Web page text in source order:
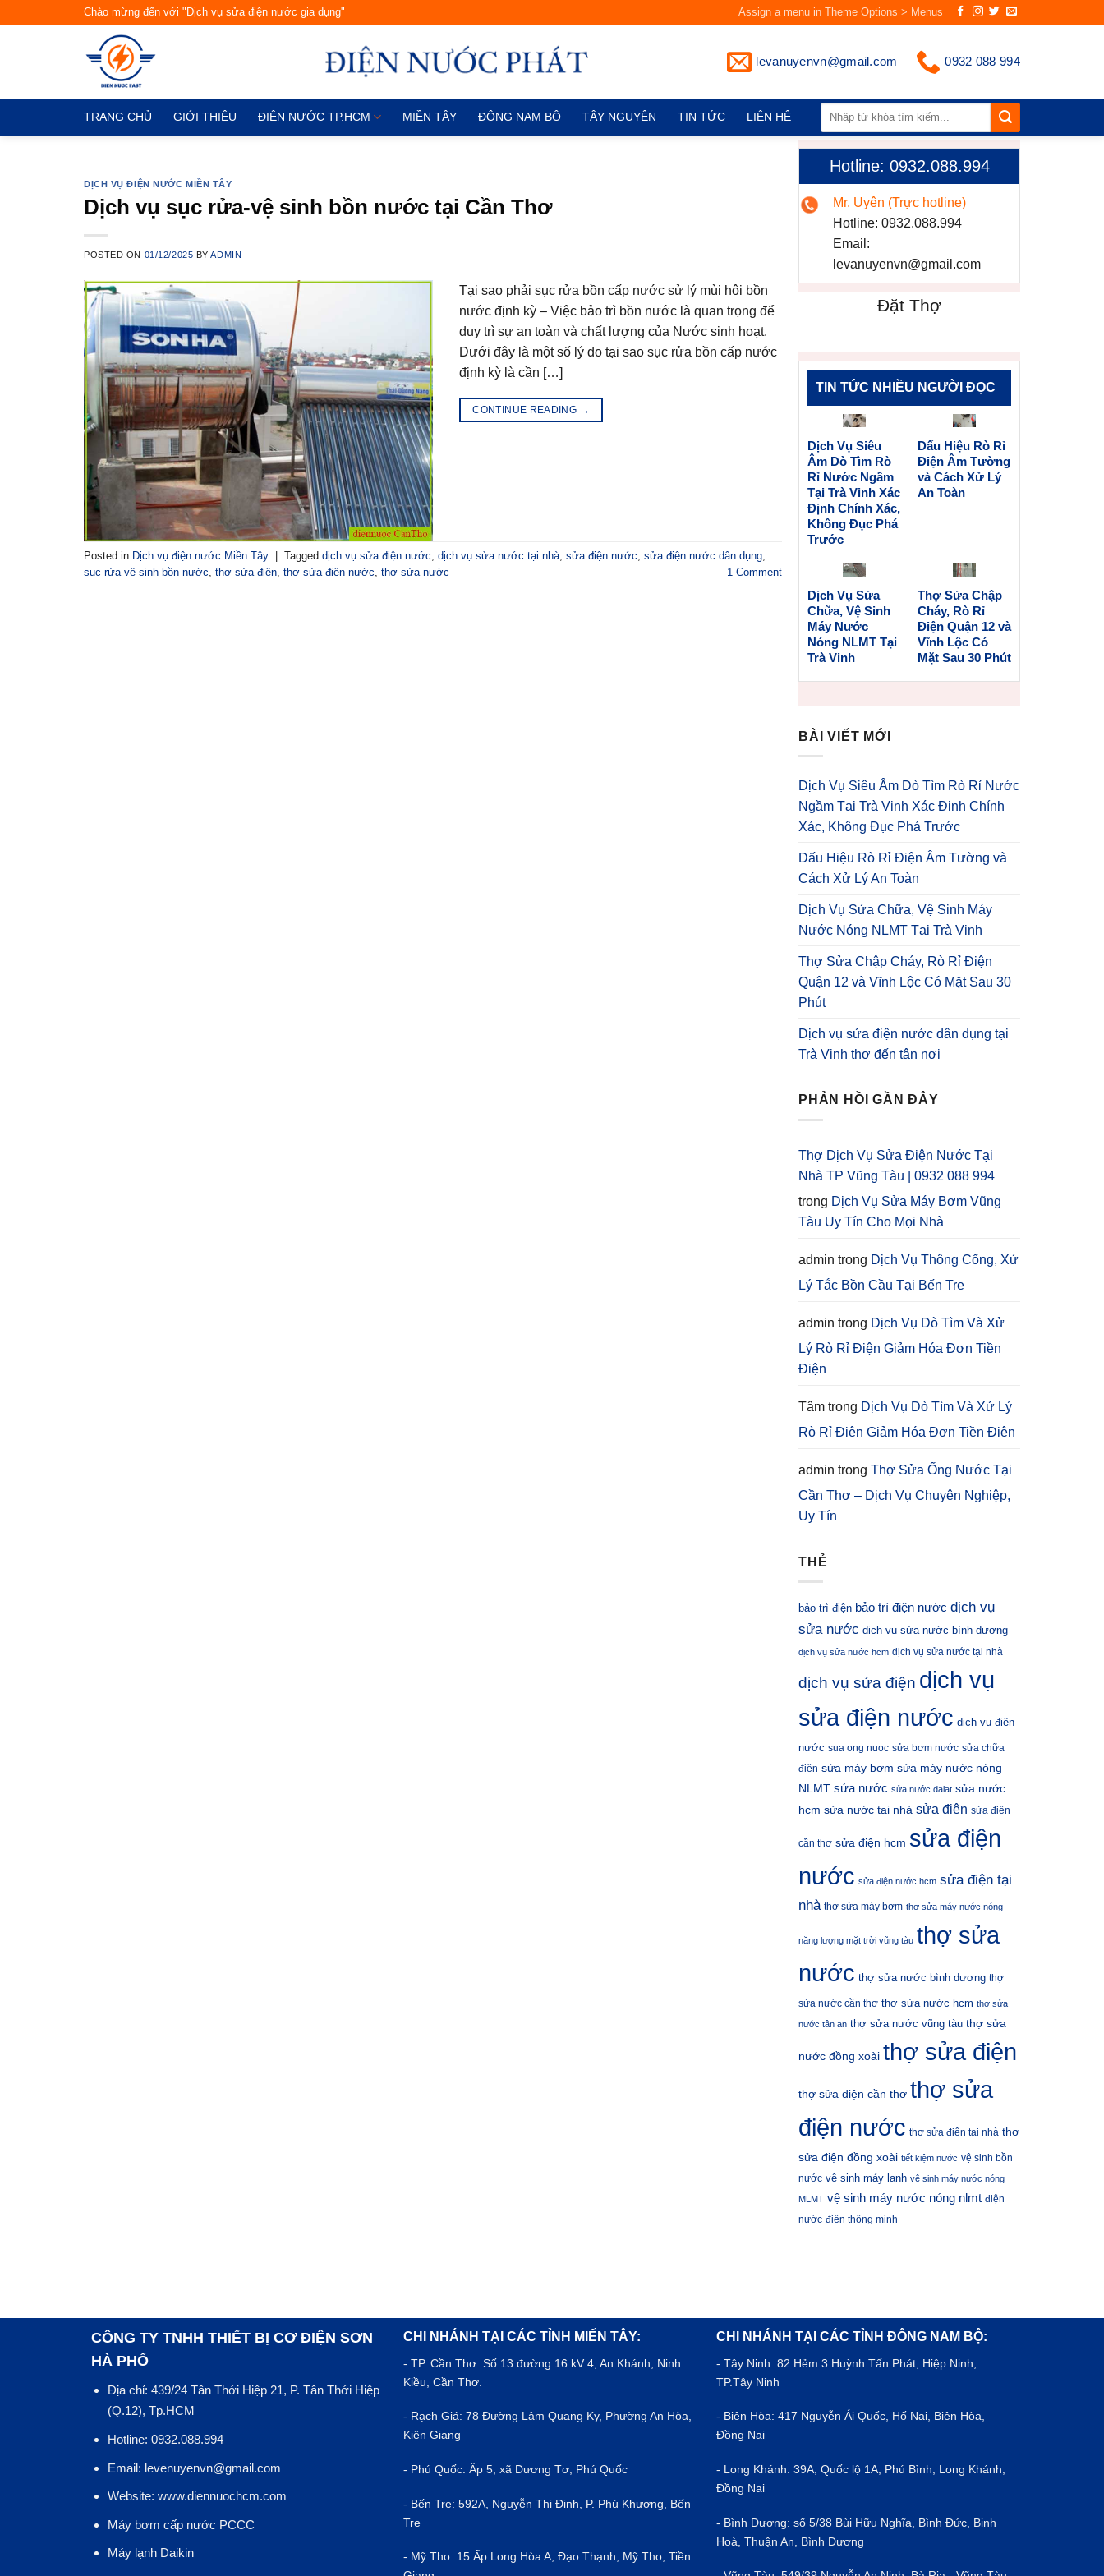
Chào mừng đến với "Dịch vụ sửa điện nước gia dụng" Assign a menu in Theme Options > Menus
levanuyenvn@gmail.com 0932 088 994
TRANG CHỦ GIỚI THIỆU ĐIỆN NƯỚC TP.HCM MIỀN TÂY ĐÔNG NAM BỘ TÂY NGUYÊN TIN TỨC LIÊN HỆ
DỊCH VỤ ĐIỆN NƯỚC MIỀN TÂY
Dịch vụ sục rửa-vệ sinh bồn nước tại Cần Thơ
POSTED ON 01/12/2025 BYADMIN
Tại sao phải sục rửa bồn cấp nước sử lý mùi hôi bồn
nước định kỳ – Việc bảo trì bồn nước là quan trọng để
duy trì sự an toàn và chất lượng của Nước sinh hoạt.
Dưới đây là một số lý do tại sao sục rửa bồn cấp nước
định kỳ là cần […]
CONTINUE READING →
Posted in Dịch vụ điện nước Miền Tây | Tagged dịch vụ sửa điện nước dịch vụ sửa nước tại nhà sửa điện nước sửa điện nước dân dụng
sục rửa vệ sinh bồn nước thợ sửa điện thợ sửa điện nước thợ sửa nước 1 Comment
Hotline: 0932.088.994
Mr. Uyên (Trực hotline)
Hotline: 0932.088.994
Email:
levanuyenvn@gmail.com
Đặt Thợ
TIN TỨC NHIỀU NGƯỜI ĐỌC
Dịch Vụ Siêu
Âm Dò Tìm Rò
Rỉ Nước Ngầm
Tại Trà Vinh Xác
Định Chính Xác,
Không Đục Phá
Trước
Dấu Hiệu Rò Rỉ
Điện Âm Tường
và Cách Xử Lý
An Toàn
Dịch Vụ Sửa
Chữa, Vệ Sinh
Máy Nước
Nóng NLMT Tại
Trà Vinh
Thợ Sửa Chập
Cháy, Rò Rỉ
Điện Quận 12 và
Vĩnh Lộc Có
Mặt Sau 30 Phút
BÀI VIẾT MỚI
Dịch Vụ Siêu Âm Dò Tìm Rò Rỉ Nước
Ngầm Tại Trà Vinh Xác Định Chính
Xác, Không Đục Phá Trước
Dấu Hiệu Rò Rỉ Điện Âm Tường và
Cách Xử Lý An Toàn
Dịch Vụ Sửa Chữa, Vệ Sinh Máy
Nước Nóng NLMT Tại Trà Vinh
Thợ Sửa Chập Cháy, Rò Rỉ Điện
Quận 12 và Vĩnh Lộc Có Mặt Sau 30
Phút
Dịch vụ sửa điện nước dân dụng tại
Trà Vinh thợ đến tận nơi
PHẢN HỒI GẦN ĐÂY
Thợ Dịch Vụ Sửa Điện Nước Tại
Nhà TP Vũng Tàu | 0932 088 994
trong Dịch Vụ Sửa Máy Bơm Vũng
Tàu Uy Tín Cho Mọi Nhà
admin trong Dịch Vụ Thông Cống, Xử
Lý Tắc Bồn Cầu Tại Bến Tre
admin trong Dịch Vụ Dò Tìm Và Xử
Lý Rò Rỉ Điện Giảm Hóa Đơn Tiền
Điện
Tâm trong Dịch Vụ Dò Tìm Và Xử Lý
Rò Rỉ Điện Giảm Hóa Đơn Tiền Điện
admin trong Thợ Sửa Ống Nước Tại
Cần Thơ – Dịch Vụ Chuyên Nghiệp,
Uy Tín
THẺ
bảo trì điện bảo trì điện nước dịch vụ
sửa nước dịch vụ sửa nước bình dương
dịch vụ sửa nước hcm dịch vụ sửa nước tại nhà
dịch vụ sửa điện dịch vụ
sửa điện nước dịch vụ điện
nước sua ong nuoc sửa bơm nước sửa chữa
điện sửa máy bơm sửa máy nước nóng
NLMT sửa nước sửa nước dalat sửa nước
hcm sửa nước tại nhà sửa điện sửa điện
cần thơ sửa điện hcm sửa điện
nước sửa điện nước hcm sửa điện tại
nhà thợ sửa máy bơm thợ sửa máy nước nóng
năng lượng mặt trời vũng tàu thợ sửa
nước thợ sửa nước bình dương thợ
sửa nước cần thơ thợ sửa nước hcm thợ sửa
nước tân an thợ sửa nước vũng tàu thợ sửa
nước đồng xoài thợ sửa điện
thợ sửa điện cần thơ thợ sửa
điện nước thợ sửa điện tại nhà thợ
sửa điện đồng xoài tiết kiệm nước vệ sinh bồn
nước vệ sinh máy lạnh vệ sinh máy nước nóng
MLMT vệ sinh máy nước nóng nlmt điện
nước điện thông minh
CÔNG TY TNHH THIẾT BỊ CƠ ĐIỆN SƠN
HÀ PHỐ
Địa chỉ: 439/24 Tân Thới Hiệp 21, P. Tân Thới Hiệp
(Q.12), Tp.HCM
Hotline: 0932.088.994
Email: levenuyenvn@gmail.com
Website: www.diennuochcm.com
Máy bơm cấp nước PCCC
Máy lạnh Daikin
CHI NHÁNH TẠI CÁC TỈNH MIẾN TÂY:
- TP.Cần Thơ: Số 13 đường 16 kV 4, An Khánh, Ninh
Kiều, Cần Thơ.
- Rạch Giá: 78 Đường Lâm Quang Ky, Phường An Hòa,
Kiên Giang
- Phú Quốc: Ấp 5, xã Dương Tơ, Phú Quốc
- Bến Tre: 592A, Nguyễn Thị Định, P. Phú Khương, Bến
Tre
- Mỹ Tho: 15 Ấp Long Hòa A, Đạo Thạnh, Mỹ Tho, Tiền
CHI NHÁNH TẠI CÁC TỈNH ĐÔNG NAM BỘ:
- Tây Ninh: 82 Hẻm 3 Huỳnh Tấn Phát, Hiệp Ninh,
TP.Tây Ninh
- Biên Hòa: 417 Nguyễn Ái Quốc, Hố Nai, Biên Hòa,
Đồng Nai
- Long Khánh: 39A, Quốc lộ 1A, Phú Bình, Long Khánh,
Đồng Nai
- Bình Dương: số 5/38 Bùi Hữu Nghĩa, Bình Đức, Binh
Hoà, Thuận An, Bình Dương